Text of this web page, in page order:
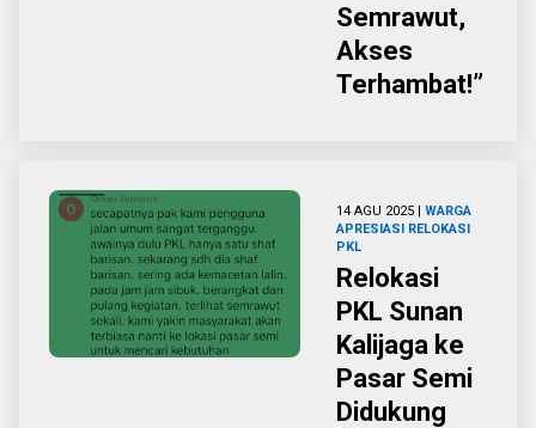
Semrawut,
Akses
Terhambat!”
14 AGU 2025 | WARGA
APRESIASI RELOKASI
PKL
Relokasi
PKL Sunan
Kalijaga ke
Pasar Semi
Didukung